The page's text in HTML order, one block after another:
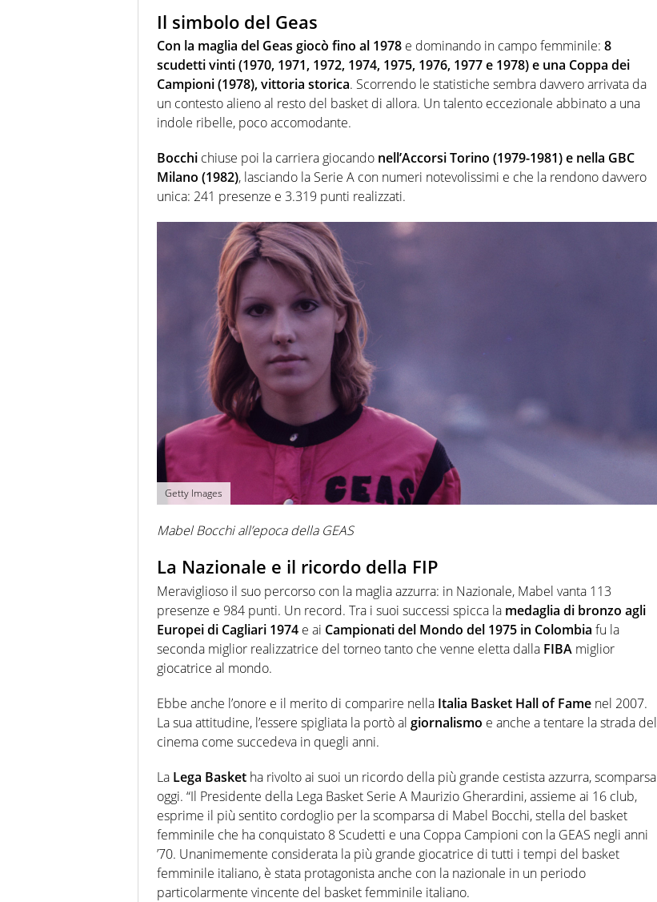
Il simbolo del Geas
Con la maglia del Geas giocò fino al 1978 e dominando in campo femminile: 8
scudetti vinti (1970, 1971, 1972, 1974, 1975, 1976, 1977 e 1978) e una Coppa dei
Campioni (1978), vittoria storica. Scorrendo le statistiche sembra davvero arrivata da
un contesto alieno al resto del basket di allora. Un talento eccezionale abbinato a una
indole ribelle, poco accomodante.
Bocchi chiuse poi la carriera giocando nell’Accorsi Torino (1979-1981) e nella GBC
Milano (1982), lasciando la Serie A con numeri notevolissimi e che la rendono davvero
unica: 241 presenze e 3.319 punti realizzati.
Getty Images
Mabel Bocchi all’epoca della GEAS
La Nazionale e il ricordo della FIP
Meraviglioso il suo percorso con la maglia azzurra: in Nazionale, Mabel vanta 113
presenze e 984 punti. Un record. Tra i suoi successi spicca la medaglia di bronzo agli
Europei di Cagliari 1974 e ai Campionati del Mondo del 1975 in Colombia fu la
seconda miglior realizzatrice del torneo tanto che venne eletta dalla FIBA miglior
giocatrice al mondo.
Ebbe anche l’onore e il merito di comparire nella Italia Basket Hall of Fame nel 2007.
La sua attitudine, l’essere spigliata la portò al giornalismo e anche a tentare la strada del
cinema come succedeva in quegli anni.
La Lega Basket ha rivolto ai suoi un ricordo della più grande cestista azzurra, scomparsa
oggi. “Il Presidente della Lega Basket Serie A Maurizio Gherardini, assieme ai 16 club,
esprime il più sentito cordoglio per la scomparsa di Mabel Bocchi, stella del basket
femminile che ha conquistato 8 Scudetti e una Coppa Campioni con la GEAS negli anni
’70. Unanimemente considerata la più grande giocatrice di tutti i tempi del basket
femminile italiano, è stata protagonista anche con la nazionale in un periodo
particolarmente vincente del basket femminile italiano.